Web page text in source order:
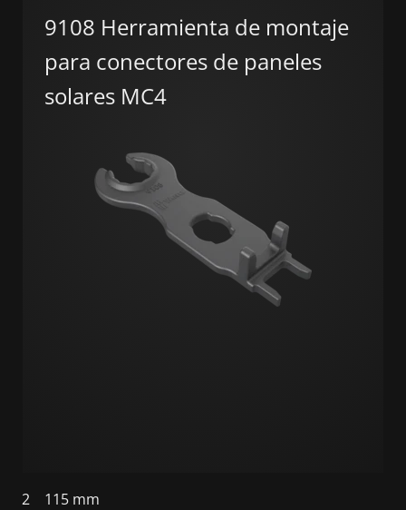
9108 Herramienta de montaje
para conectores de paneles
solares MC4
2 115 mm